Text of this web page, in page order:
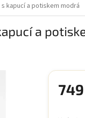
s kapucí a potiskem modrá
a